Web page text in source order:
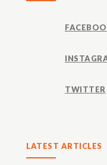
TWITTER
LATEST ARTICLES